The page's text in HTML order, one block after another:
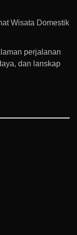
Wisata Domestik
perjalanan
dan lanskap